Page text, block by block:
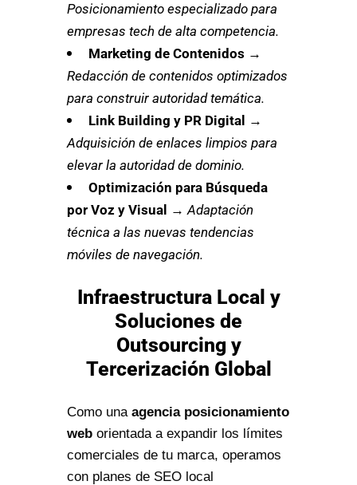
Posicionamiento especializado para
empresas tech de alta competencia.
Marketing de Contenidos →
Redacción de contenidos optimizados
para construir autoridad temática.
Link Building y PR Digital →
Adquisición de enlaces limpios para
elevar la autoridad de dominio.
Optimización para Búsqueda
por Voz y Visual →Adaptación
técnica a las nuevas tendencias
móviles de navegación.
Infraestructura Local y
Soluciones de
Outsourcing y
Tercerización Global
Como una agencia posicionamiento
web orientada a expandir los límites
comerciales de tu marca, operamos
con planes de SEO local